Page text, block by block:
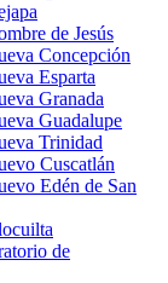
de Jesús
Concepción
Esparta
Granada
Guadalupe
Trinidad
Cuscatlán
Edén de San
de